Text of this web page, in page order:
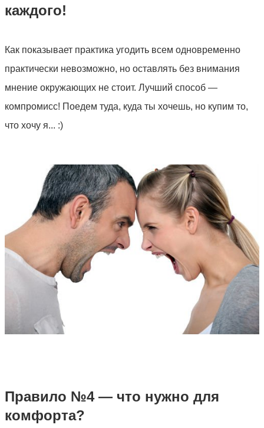
каждого!
Как показывает практика угодить всем одновременно
практически невозможно, но оставлять без внимания
мнение окружающих не стоит. Лучший способ —
компромисс! Поедем туда, куда ты хочешь, но купим то,
что хочу я... :)
Правило №4 — что нужно для
комфорта?